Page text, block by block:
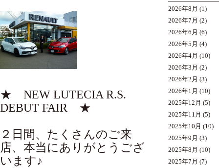
★ NEW LUTECIA R.S.
DEBUT FAIR ★
２日間、たくさんのご来
店、本当にありがとうござ
います♪
2026年8月 (1)
2026年7月 (2)
2026年6月 (6)
2026年5月 (4)
2026年4月 (10)
2026年3月 (2)
2026年2月 (3)
2026年1月 (10)
2025年12月 (5)
2025年11月 (5)
2025年10月 (10)
2025年9月 (3)
2025年8月 (10)
2025年7月 (7)